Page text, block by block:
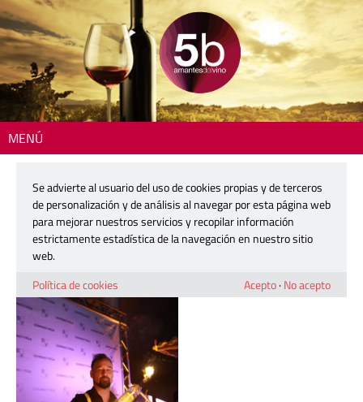
MENÚ
250802-fiesta-cava-dominio-vega54
(1)
6 agosto, 2025
Se advierte al usuario del uso de cookies propias y de terceros
de personalización y de análisis al navegar por esta página web
para mejorar nuestros servicios y recopilar información
estrictamente estadística de la navegación en nuestro sitio
web.
Política de cookies
Acepto· No acepto